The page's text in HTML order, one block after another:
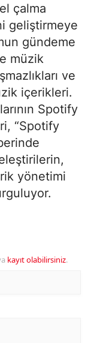
çalma
geliştirmeye
gündeme
müzik
ve
içerikleri.
Spotify
“Spotify
yönetimi
kayıt olabilirsiniz.